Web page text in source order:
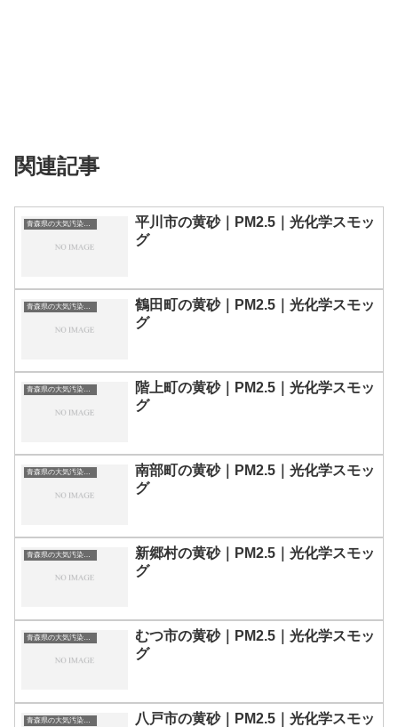
関連記事
青森県の大気汚染・PM2.5・黄砂・エアロゾルの数値
平川市の黄砂｜PM2.5｜光化学スモッ
グ
青森県の大気汚染・PM2.5・黄砂・エアロゾルの数値
鶴田町の黄砂｜PM2.5｜光化学スモッ
グ
青森県の大気汚染・PM2.5・黄砂・エアロゾルの数値
階上町の黄砂｜PM2.5｜光化学スモッ
グ
青森県の大気汚染・PM2.5・黄砂・エアロゾルの数値
南部町の黄砂｜PM2.5｜光化学スモッ
グ
青森県の大気汚染・PM2.5・黄砂・エアロゾルの数値
新郷村の黄砂｜PM2.5｜光化学スモッ
グ
青森県の大気汚染・PM2.5・黄砂・エアロゾルの数値
むつ市の黄砂｜PM2.5｜光化学スモッ
グ
青森県の大気汚染・PM2.5・黄砂・エアロゾルの数値
八戸市の黄砂｜PM2.5｜光化学スモッ